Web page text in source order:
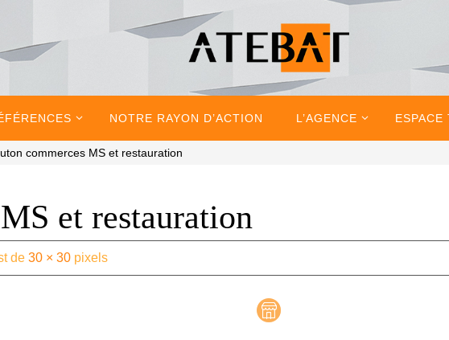
NOTRE RAYON D’ACTION L’AGENCE ESPACE
commerces MS et restauration
et restauration
de30 × 30 pixels